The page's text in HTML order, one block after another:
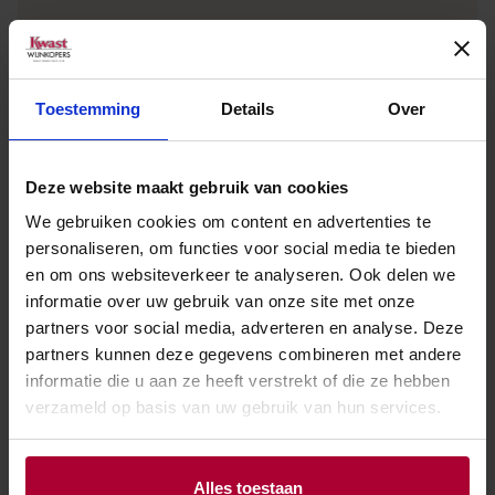
Toestemming Details Over
Deze website maakt gebruik van cookies
We gebruiken cookies om content en advertenties te
personaliseren, om functies voor social media te bieden
en om ons websiteverkeer te analyseren. Ook delen we
informatie over uw gebruik van onze site met onze
partners voor social media, adverteren en analyse. Deze
partners kunnen deze gegevens combineren met andere
informatie die u aan ze heeft verstrekt of die ze hebben
verzameld op basis van uw gebruik van hun services.
Alles toestaan
Andere wijnen van Famille J.M.
Cazes Minervois